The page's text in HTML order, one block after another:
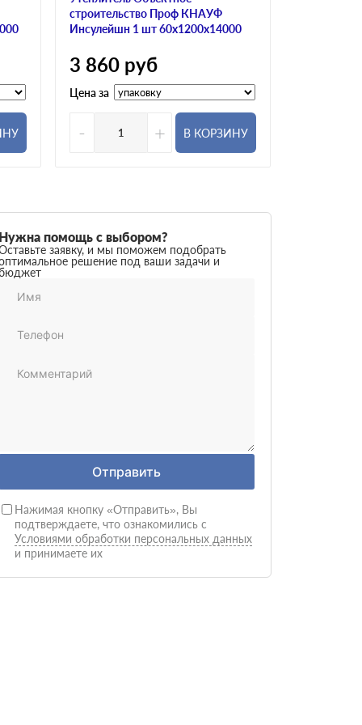
строительство Проф КНАУФ
Инсулейшн 1 шт 60х1200х14000
3 860 руб
Цена за
- + В КОРЗИНУ
Нужна помощь с выбором?
заявку, и мы поможем подобрать
решение под ваши задачи и
Отправить
Нажимая кнопку «Отправить», Вы
подтверждаете, что ознакомились с
Условиями обработки персональных данных
и принимаете их